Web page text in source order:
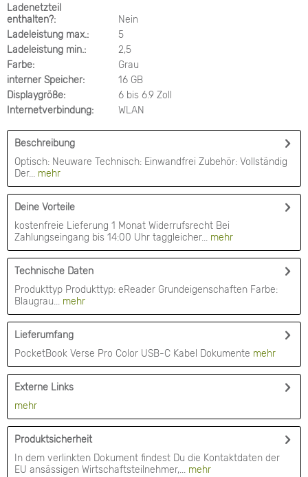
Ladenetzteil
enthalten?:
Nein
Ladeleistung max.:
5
Ladeleistung min.:
2,5
Farbe:
Grau
interner Speicher:
16 GB
Displaygröße:
6 bis 6.9 Zoll
Internetverbindung:
WLAN
Beschreibung
Optisch: Neuware Technisch: Einwandfrei Zubehör: Vollständig
Der... mehr
Deine Vorteile
kostenfreie Lieferung 1 Monat Widerrufsrecht Bei
Zahlungseingang bis 14:00 Uhr taggleicher... mehr
Technische Daten
Produkttyp Produkttyp: eReader Grundeigenschaften Farbe:
Blaugrau... mehr
Lieferumfang
PocketBook Verse Pro Color USB-C Kabel Dokumente mehr
Externe Links
mehr
Produktsicherheit
In dem verlinkten Dokument findest Du die Kontaktdaten der
EU ansässigen Wirtschaftsteilnehmer,... mehr